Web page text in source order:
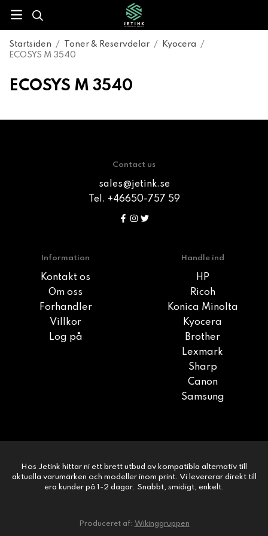
Startsiden / Toner & Reservdelar / Kyocera
/
ECOSYS M 3540
ECOSYS M 3540
Contact us
sales@jetink.se
Tel. +46650-757 59
Information
Kontakt os
Om oss
Forhandler
Villkor
Log på
Handle ind
HP
Ricoh
Konica Minolta
Kyocera
Brother
Lexmark
Sharp
Canon
Samsung
Hos Jetink hittar ni ett brett utbud av kompatibla alternativ till
aktuella varumärken och modeller inom print. Vi levererar direkt till
era kunder på 1-2 dagar. Snabbt, smidigt, enkelt.
Produceret af: Wikinggruppen